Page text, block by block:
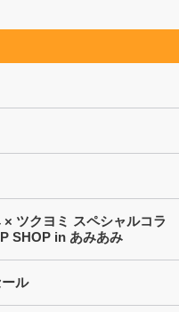
ツクヨミ スペシャルコラ
SHOP in あみあみ
ル